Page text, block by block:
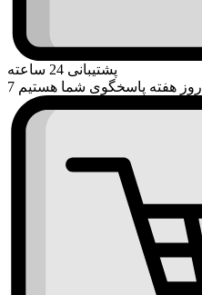
پشتیبانی 24 ساعته
7 روز هفته پاسخگوی شما هستیم